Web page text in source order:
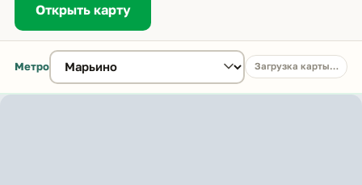
Открыть карту
Метро Загрузка карты…